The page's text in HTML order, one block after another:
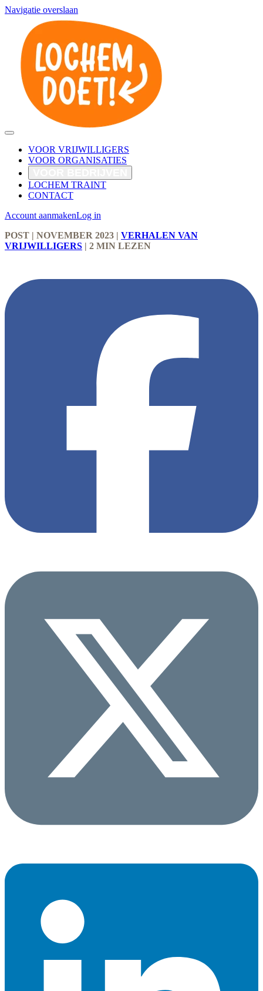
Navigatie overslaan
VOOR VRIJWILLIGERS
VOOR ORGANISATIES
LOCHEM TRAINT
CONTACT
Account aanmakenLog in
POST | NOVEMBER 2023 | VERHALEN VAN
VRIJWILLIGERS | 2 MIN LEZEN